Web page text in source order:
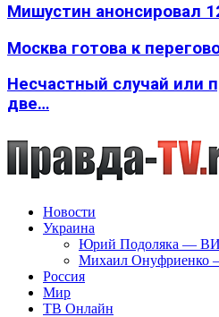
Мишустин анонсировал
Москва готова к
Несчастный случай или
две…
Новости
Украина
Юрий Подоляка —
Михаил Онуфриенко
Россия
Мир
ТВ Онлайн